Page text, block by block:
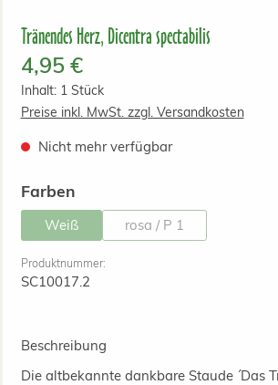
Tränendes Herz, Dicentra spectabilis
Regulärer Preis:
4,95 €
Inhalt: 1 Stück
Preise inkl. MwSt. zzgl. Versandkosten
Nicht mehr verfügbar
Farbenauswählen
Weiß
(Diese Option ist zurzeit nicht verfügbar.)
rosa / P 1
(Diese Option ist
Produktnummer:
SC10017.2
Beschreibung
Die altbekannte dankbare Staude ´Das